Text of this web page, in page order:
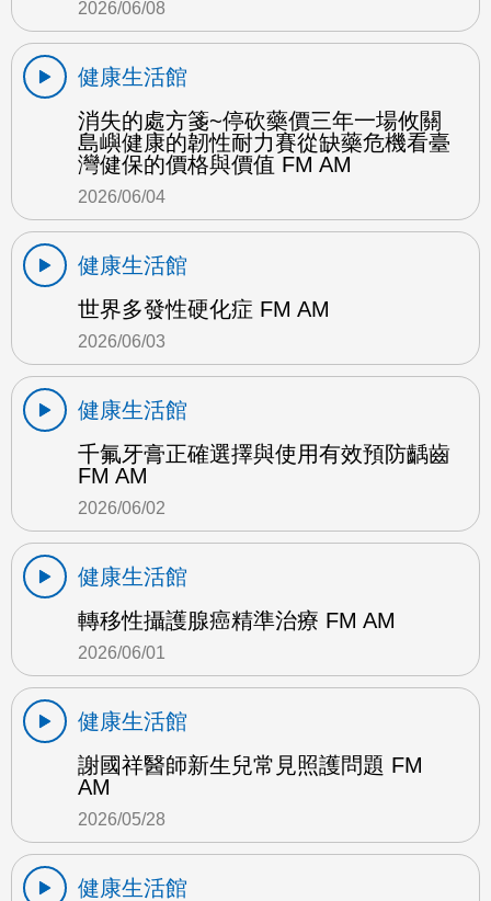
2026/06/08
健康生活館
消失的處方箋~停砍藥價三年一場攸關
島嶼健康的韌性耐力賽從缺藥危機看臺
灣健保的價格與價值 FM AM
2026/06/04
健康生活館
世界多發性硬化症 FM AM
2026/06/03
健康生活館
千氟牙膏正確選擇與使用有效預防齲齒
FM AM
2026/06/02
健康生活館
轉移性攝護腺癌精準治療 FM AM
2026/06/01
健康生活館
謝國祥醫師新生兒常見照護問題 FM
AM
2026/05/28
健康生活館